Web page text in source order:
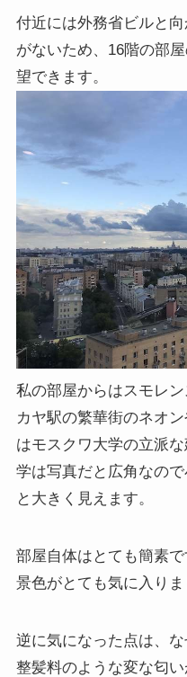
付近には外務省ビルと
がないため、16階の部
望できます。
私の部屋からはスモレ
カヤ駅の繁華街のネオ
はモスクワ大学の立派
学は写真だと広角なの
と大きく見えます。
部屋自体はとても簡素
景色がとても気に入りま
逆に気になった点は、
整髪料のような変な匂